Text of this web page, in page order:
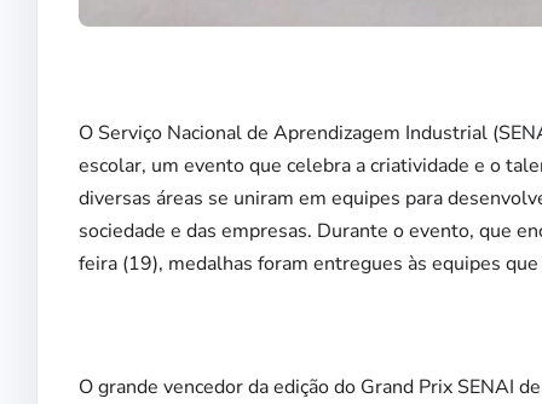
O Serviço Nacional de Aprendizagem Industrial
escolar, um evento que celebra a criatividade e o
diversas áreas se uniram em equipes para
sociedade e das empresas. Durante o evento, que
feira (19), medalhas foram entregues às equipes
O grande vencedor da edição do Grand Prix SENAI